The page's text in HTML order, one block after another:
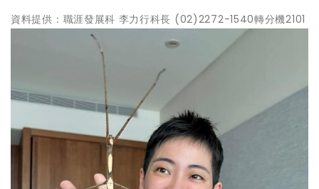
資料提供：職涯發展科 李力行科長 (02)2272-1540轉分機2101